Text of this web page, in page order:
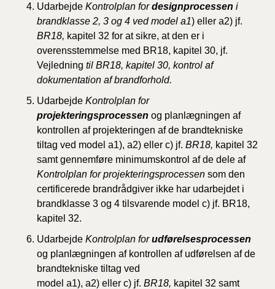
Udarbejde Kontrolplan fordesignprocessen i
brandklasse 2, 3 og 4 ved model a1) eller a2) jf.
BR18, kapitel 32 for at sikre, at den er i
overensstemmelse med BR18, kapitel 30, jf.
Vejledning til BR18, kapitel 30, kontrol af
dokumentation af brandforhold.
Udarbejde Kontrolplan for
projekteringsprocessen og planlægningen af
kontrollen af projekteringen af de brandtekniske
tiltag ved model a1), a2) eller c) jf. BR18, kapitel 32
samt gennemføre minimumskontrol af de dele af
Kontrolplan for projekteringsprocessen som den
certificerede brandrådgiver ikke har udarbejdet i
brandklasse 3 og 4 tilsvarende model c) jf. BR18,
kapitel 32.
Udarbejde Kontrolplan forudførelsesprocessen
og planlægningen af kontrollen af udførelsen af de
brandtekniske tiltag ved
model a1), a2) eller c) jf. BR18, kapitel 32 samt